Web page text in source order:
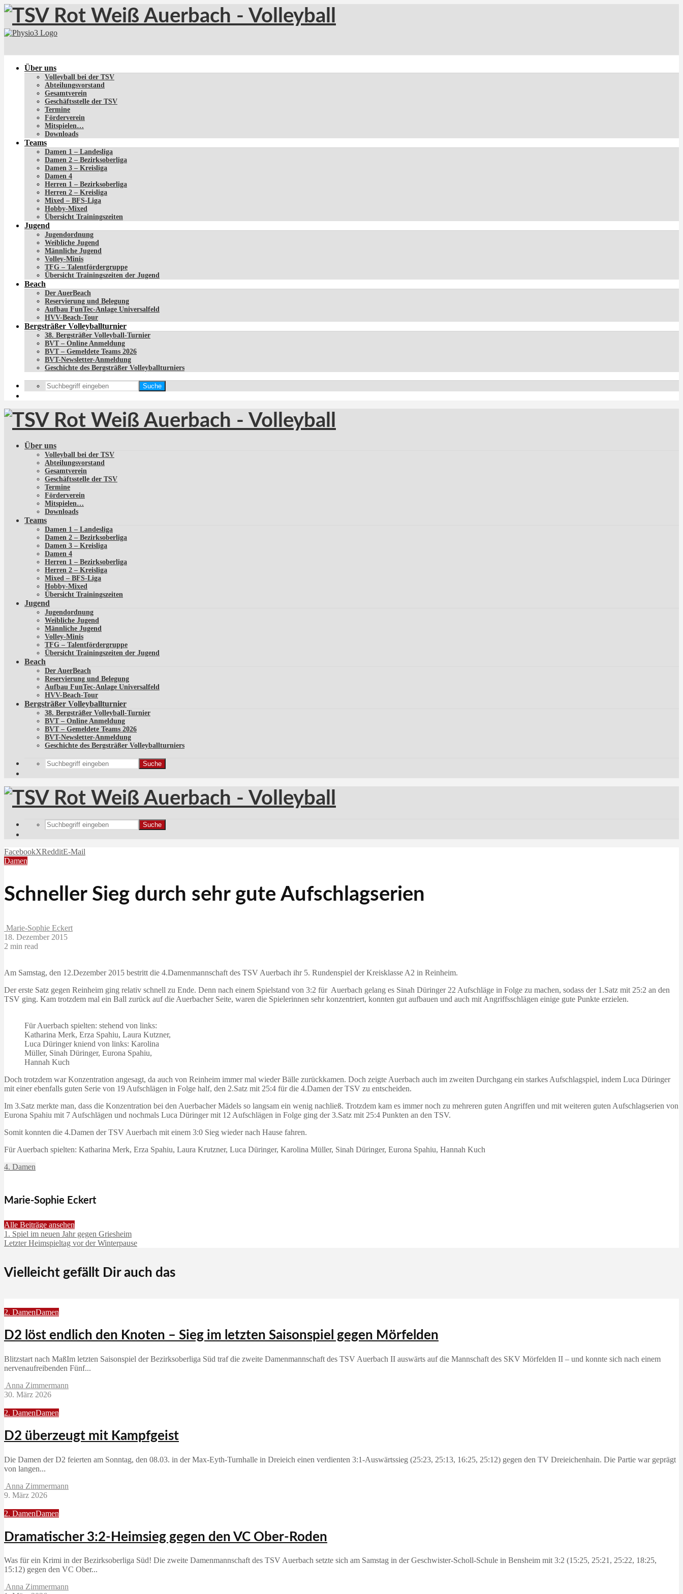
Über uns
Volleyball bei der TSV
Abteilungsvorstand
Gesamtverein
Geschäftsstelle der TSV
Termine
Förderverein
Mitspielen…
Downloads
Teams
Damen 1 – Landesliga
Damen 2 – Bezirksoberliga
Damen 3 – Kreisliga
Damen 4
Herren 1 – Bezirksoberliga
Herren 2 – Kreisliga
Mixed – BFS-Liga
Hobby-Mixed
Übersicht Trainingszeiten
Jugend
Jugendordnung
Weibliche Jugend
Männliche Jugend
Volley-Minis
TFG – Talentfördergruppe
Übersicht Trainingszeiten der Jugend
Beach
Der AuerBeach
Reservierung und Belegung
Aufbau FunTec-Anlage Universalfeld
HVV-Beach-Tour
Bergsträßer Volleyballturnier
38. Bergsträßer Volleyball-Turnier
BVT – Online Anmeldung
BVT – Gemeldete Teams 2026
BVT-Newsletter-Anmeldung
Geschichte des Bergsträßer Volleyballturniers
Suche
Über uns
Volleyball bei der TSV
Abteilungsvorstand
Gesamtverein
Geschäftsstelle der TSV
Termine
Förderverein
Mitspielen…
Downloads
Teams
Damen 1 – Landesliga
Damen 2 – Bezirksoberliga
Damen 3 – Kreisliga
Damen 4
Herren 1 – Bezirksoberliga
Herren 2 – Kreisliga
Mixed – BFS-Liga
Hobby-Mixed
Übersicht Trainingszeiten
Jugend
Jugendordnung
Weibliche Jugend
Männliche Jugend
Volley-Minis
TFG – Talentfördergruppe
Übersicht Trainingszeiten der Jugend
Beach
Der AuerBeach
Reservierung und Belegung
Aufbau FunTec-Anlage Universalfeld
HVV-Beach-Tour
Bergsträßer Volleyballturnier
38. Bergsträßer Volleyball-Turnier
BVT – Online Anmeldung
BVT – Gemeldete Teams 2026
BVT-Newsletter-Anmeldung
Geschichte des Bergsträßer Volleyballturniers
Suche
Suche
FacebookXRedditE-Mail
Damen
Schneller Sieg durch sehr gute Aufschlagserien
Marie-Sophie Eckert
18. Dezember 2015
2 min read
Am Samstag, den 12.Dezember 2015 bestritt die 4.Damenmannschaft des TSV Auerbach ihr 5. Rundenspiel der Kreisklasse A2 in Reinheim.
Der erste Satz gegen Reinheim ging relativ schnell zu Ende. Denn nach einem Spielstand von 3:2 für Auerbach gelang es Sinah Düringer 22 Aufschläge in Folge zu machen, sodass der 1.Satz mit 25:2 an den
TSV ging. Kam trotzdem mal ein Ball zurück auf die Auerbacher Seite, waren die Spielerinnen sehr konzentriert, konnten gut aufbauen und auch mit Angriffsschlägen einige gute Punkte erzielen.
Für Auerbach spielten: stehend von links:
Katharina Merk, Erza Spahiu, Laura Kutzner,
Luca Düringer kniend von links: Karolina
Müller, Sinah Düringer, Eurona Spahiu,
Hannah Kuch
Doch trotzdem war Konzentration angesagt, da auch von Reinheim immer mal wieder Bälle zurückkamen. Doch zeigte Auerbach auch im zweiten Durchgang ein starkes Aufschlagspiel, indem Luca Düringer
mit einer ebenfalls guten Serie von 19 Aufschlägen in Folge half, den 2.Satz mit 25:4 für die 4.Damen der TSV zu entscheiden.
Im 3.Satz merkte man, dass die Konzentration bei den Auerbacher Mädels so langsam ein wenig nachließ. Trotzdem kam es immer noch zu mehreren guten Angriffen und mit weiteren guten Aufschlagserien von
Eurona Spahiu mit 7 Aufschlägen und nochmals Luca Düringer mit 12 Aufschlägen in Folge ging der 3.Satz mit 25:4 Punkten an den TSV.
Somit konnten die 4.Damen der TSV Auerbach mit einem 3:0 Sieg wieder nach Hause fahren.
Für Auerbach spielten: Katharina Merk, Erza Spahiu, Laura Krutzner, Luca Düringer, Karolina Müller, Sinah Düringer, Eurona Spahiu, Hannah Kuch
4. Damen
Marie-Sophie Eckert
Alle Beiträge ansehen
1. Spiel im neuen Jahr gegen Griesheim
Letzter Heimspieltag vor der Winterpause
Vielleicht gefällt Dir auch das
2. DamenDamen
D2 löst endlich den Knoten – Sieg im letzten Saisonspiel gegen Mörfelden
Blitzstart nach MaßIm letzten Saisonspiel der Bezirksoberliga Süd traf die zweite Damenmannschaft des TSV Auerbach II auswärts auf die Mannschaft des SKV Mörfelden II – und konnte sich nach einem
nervenaufreibenden Fünf...
Anna Zimmermann
30. März 2026
2. DamenDamen
D2 überzeugt mit Kampfgeist
Die Damen der D2 feierten am Sonntag, den 08.03. in der Max‑Eyth‑Turnhalle in Dreieich einen verdienten 3:1‑Auswärtssieg (25:23, 25:13, 16:25, 25:12) gegen den TV Dreieichenhain. Die Partie war geprägt
von langen...
Anna Zimmermann
9. März 2026
2. DamenDamen
Dramatischer 3:2-Heimsieg gegen den VC Ober-Roden
Was für ein Krimi in der Bezirksoberliga Süd! Die zweite Damenmannschaft des TSV Auerbach setzte sich am Samstag in der Geschwister-Scholl-Schule in Bensheim mit 3:2 (15:25, 25:21, 25:22, 18:25,
15:12) gegen den VC Ober...
Anna Zimmermann